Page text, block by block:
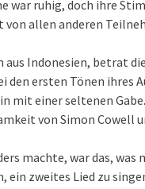
war ruhig, doch ihre
allen anderen
Indonesien, betrat
den ersten Tönen ihres
mit einer seltenen
von Simon Cowell
machte, war das,
zweites Lied zu